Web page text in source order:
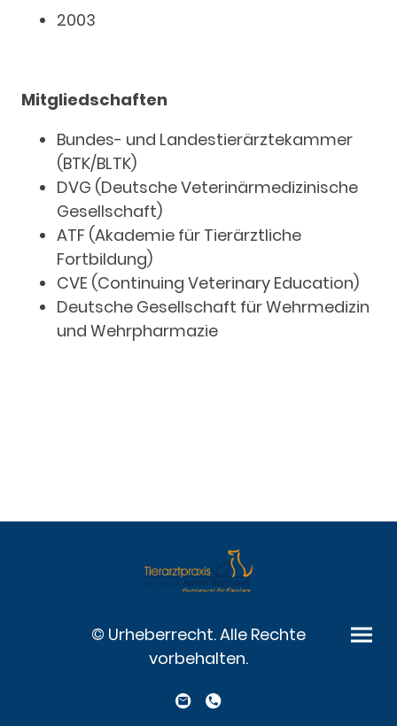
2003
Mitgliedschaften
Bundes- und Landestierärztekammer
(BTK/BLTK)
DVG (Deutsche Veterinärmedizinische
Gesellschaft)
ATF (Akademie für Tierärztliche
Fortbildung)
CVE (Continuing Veterinary Education)
Deutsche Gesellschaft für Wehrmedizin
und Wehrpharmazie
© Urheberrecht. Alle Rechte
vorbehalten.